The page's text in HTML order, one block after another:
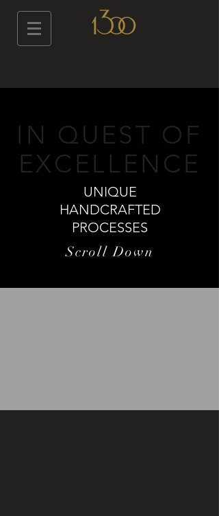
IN QUEST OF
EXCELLENCE
UNIQUE
HANDCRAFTED
PROCESSES
Scroll Down